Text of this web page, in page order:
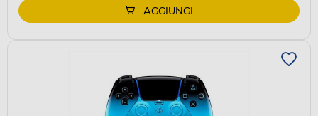
AGGIUNGI